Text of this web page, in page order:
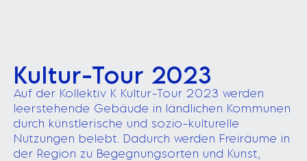
Kultur-Tour 2023
Auf der Kollektiv K Kultur-Tour 2023 werden
leerstehende Gebäude in ländlichen Kommunen
durch künstlerische und sozio-kulturelle
Nutzungen belebt. Dadurch werden Freiräume in
der Region zu Begegnungsorten und Kunst,